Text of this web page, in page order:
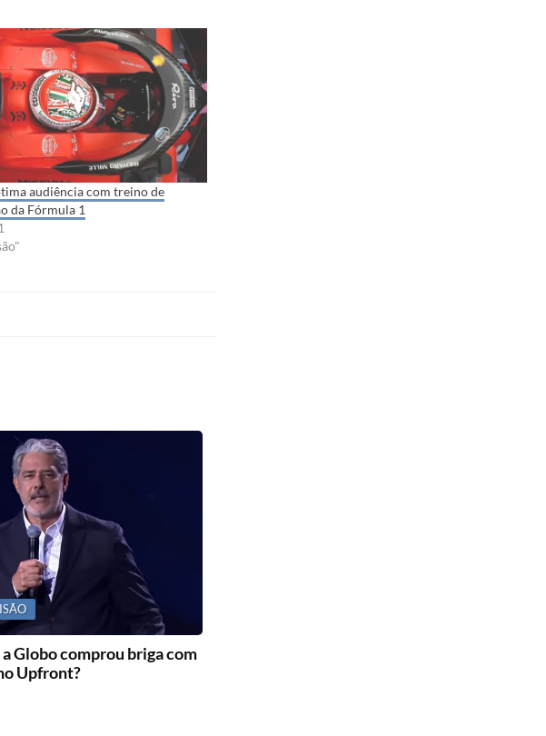
audiência com treino de
da Fórmula 1
Globo comprou briga com
Upfront?